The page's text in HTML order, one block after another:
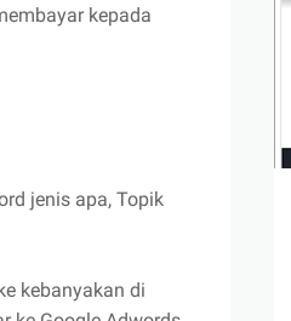
kepada
jenis apa, Topik
kebanyakan di